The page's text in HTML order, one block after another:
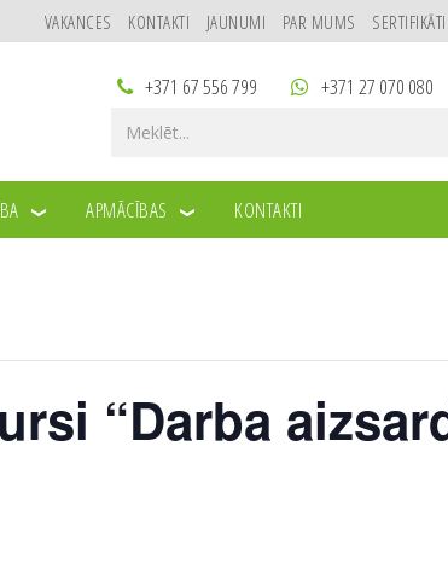
VAKANCES KONTAKTI JAUNUMI PAR MUMS
+371 67 556 799 +371 27 070 080
APMĀCĪBAS KONTAKTI
“Darba